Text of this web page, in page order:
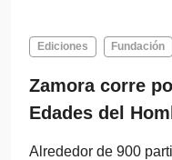
Ediciones Fundación
Zamora corre
Edades del
Alrededor de 900